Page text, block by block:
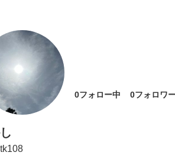
0フォロー中 0フォロワ